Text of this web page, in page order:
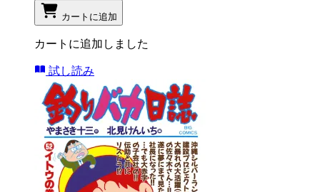
カートに追加
カートに追加しました
試し読み